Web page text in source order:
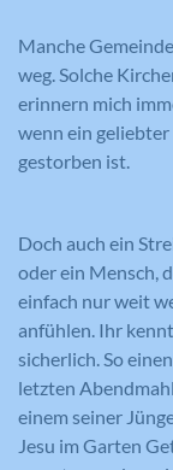
Manche
weg. Solche
erinnern mich
wenn ein
gestorben ist.
Doch auch ein
oder ein Mensch,
einfach nur weit
anfühlen. Ihr
sicherlich. So
letzten
einem seiner
Jesu im Garten